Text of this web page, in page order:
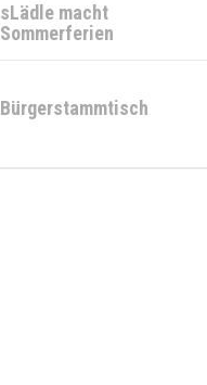
sLädle macht
Sommerferien
Bürgerstammtisch